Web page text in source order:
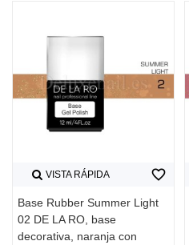
VISTA RÁPIDA
Base Rubber Summer Light
02 DE LA RO, base
decorativa, naranja con
favorite_border